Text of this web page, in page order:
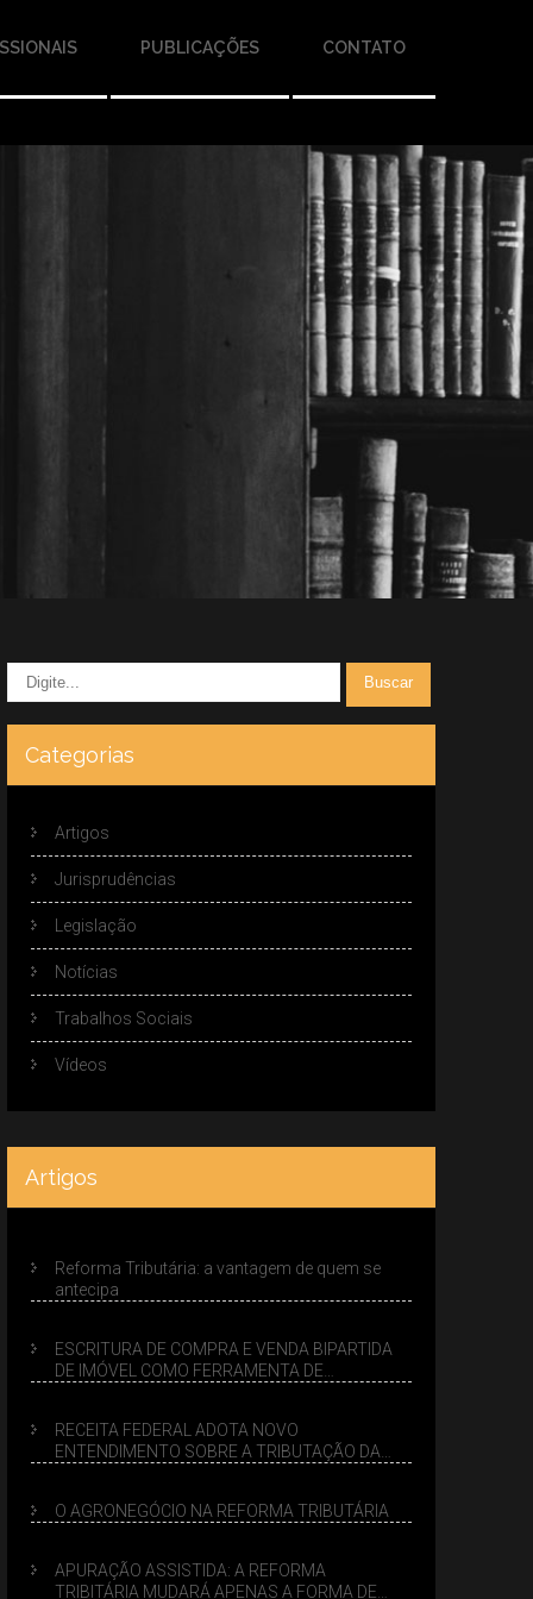
PUBLICAÇÕES CONTATO
Categorias
Artigos
Jurisprudências
Legislação
Notícias
Trabalhos Sociais
Vídeos
Artigos
Reforma Tributária: a vantagem de quem se
antecipa
ESCRITURA DE COMPRA E VENDA BIPARTIDA
DE IMÓVEL COMO FERRAMENTA DE
RECEITA FEDERAL ADOTA NOVO
ENTENDIMENTO SOBRE A TRIBUTAÇÃO DA
O AGRONEGÓCIO NA REFORMA TRIBUTÁRIA
APURAÇÃO ASSISTIDA: A REFORMA
TRIBITÁRIA MUDARÁ APENAS A FORMA DE